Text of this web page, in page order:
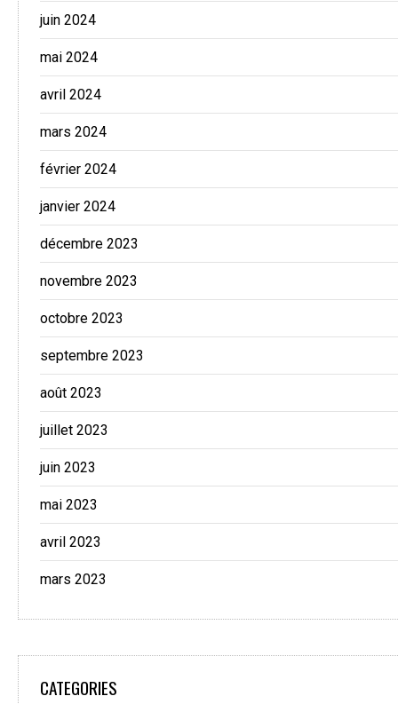
juin 2024
mai 2024
avril 2024
mars 2024
février 2024
janvier 2024
décembre 2023
novembre 2023
octobre 2023
septembre 2023
août 2023
juillet 2023
juin 2023
mai 2023
avril 2023
mars 2023
CATEGORIES